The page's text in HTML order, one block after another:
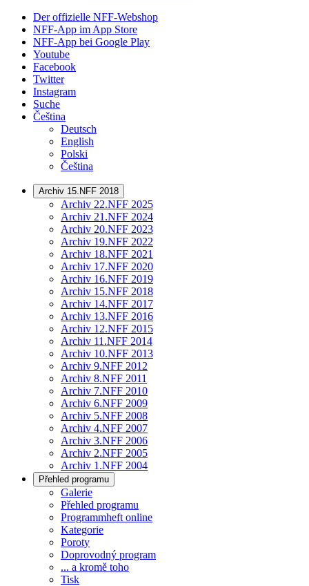
Der offizielle NFF-Webshop
NFF-App im App Store
NFF-App bei Google Play
Youtube
Facebook
Twitter
Instagram
Suche
Čeština
Deutsch
English
Polski
Čeština
Archiv 15.NFF 2018
Archiv 22.NFF 2025
Archiv 21.NFF 2024
Archiv 20.NFF 2023
Archiv 19.NFF 2022
Archiv 18.NFF 2021
Archiv 17.NFF 2020
Archiv 16.NFF 2019
Archiv 15.NFF 2018
Archiv 14.NFF 2017
Archiv 13.NFF 2016
Archiv 12.NFF 2015
Archiv 11.NFF 2014
Archiv 10.NFF 2013
Archiv 9.NFF 2012
Archiv 8.NFF 2011
Archiv 7.NFF 2010
Archiv 6.NFF 2009
Archiv 5.NFF 2008
Archiv 4.NFF 2007
Archiv 3.NFF 2006
Archiv 2.NFF 2005
Archiv 1.NFF 2004
Přehled programu
Galerie
Přehled programu
Programmheft online
Kategorie
Poroty
Doprovodný program
... a kromě toho
Tisk